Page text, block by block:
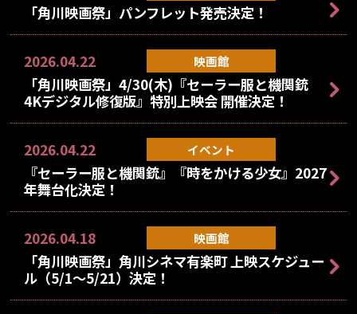
「角川映画祭」パンフレット発売決定！
2026.04.22 映画館
「角川映画祭」4/30(木)『セーラー服と機関銃
4Kデジタル修復版』特別上映会 開催決定！
2026.04.22 イベント
『セーラー服と機関銃』『時をかける少女』2027
年舞台化決定！
2026.04.18 映画館
「角川映画祭」角川シネマ有楽町 上映スケジュー
ル（5/1～5/21）決定！